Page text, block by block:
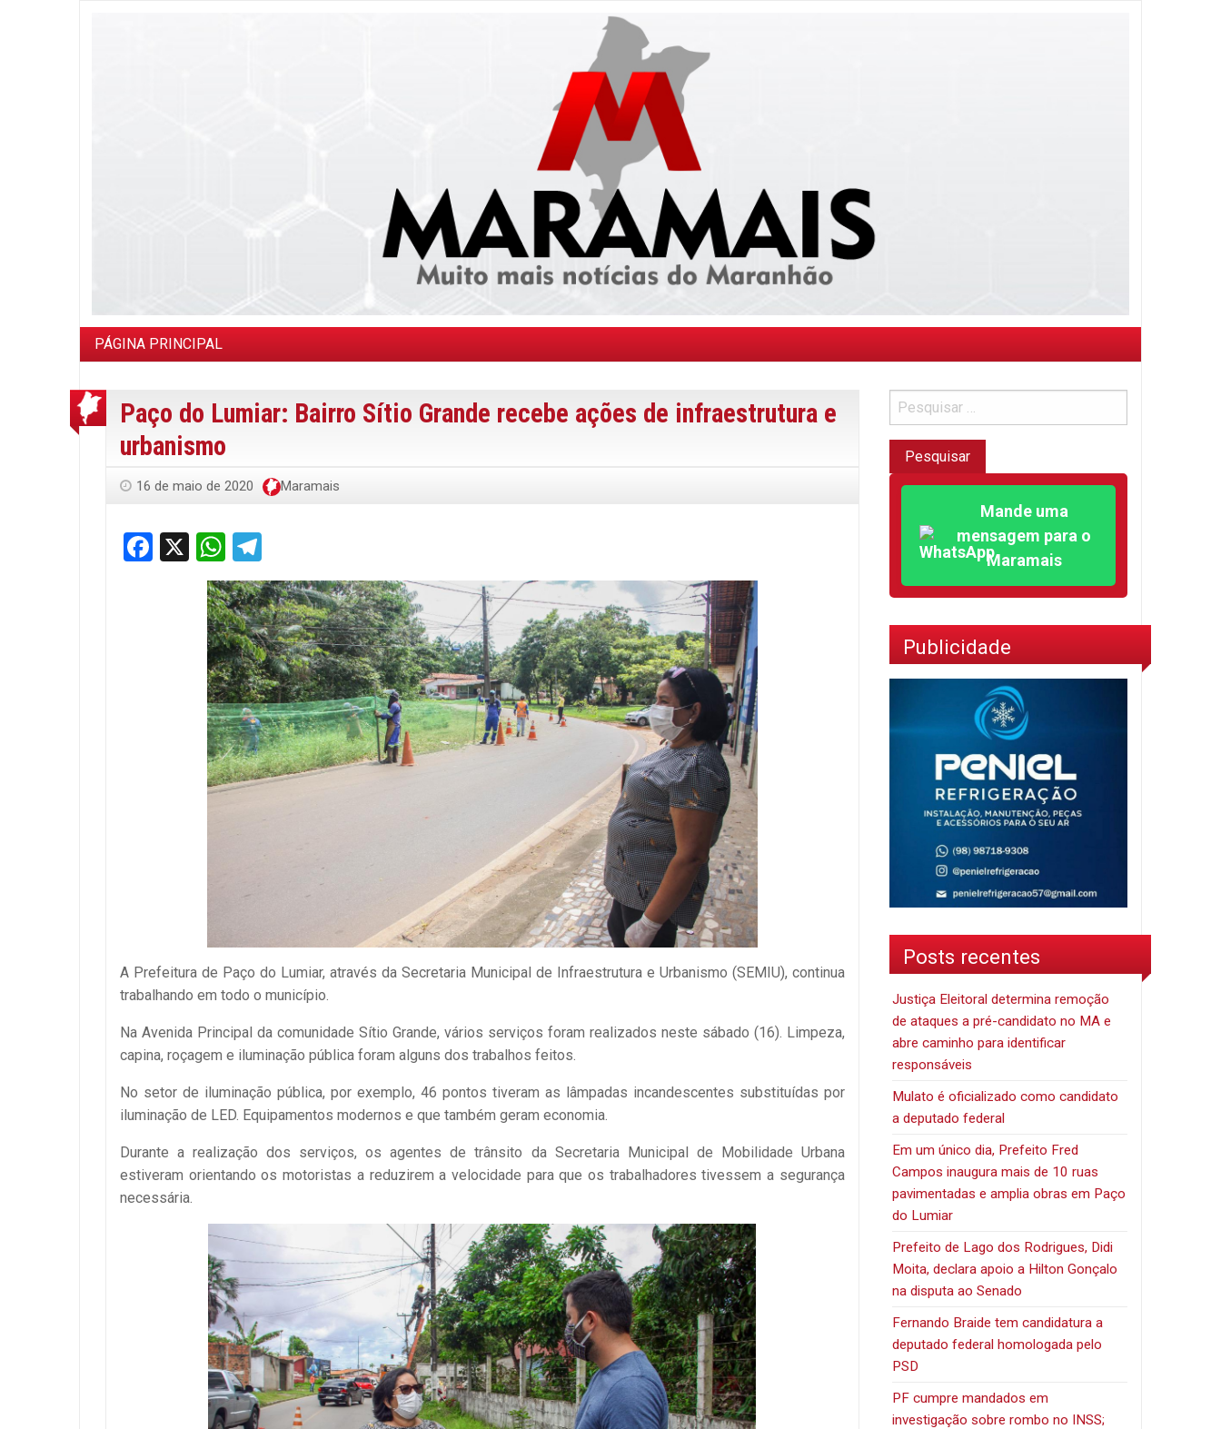
PÁGINA PRINCIPAL
Paço do Lumiar: Bairro Sítio Grande recebe ações de infraestrutura e
urbanismo
16 de maio de 2020 Maramais
Facebook
X WhatsApp
A Prefeitura de Paço do Lumiar, através da Secretaria Municipal de Infraestrutura e Urbanismo (SEMIU), continua
trabalhando em todo o município.
Na Avenida Principal da comunidade Sítio Grande, vários serviços foram realizados neste sábado (16). Limpeza,
capina, roçagem e iluminação pública foram alguns dos trabalhos feitos.
No setor de iluminação pública, por exemplo, 46 pontos tiveram as lâmpadas incandescentes substituídas por
iluminação de LED. Equipamentos modernos e que também geram economia.
Durante a realização dos serviços, os agentes de trânsito da Secretaria Municipal de Mobilidade Urbana
estiveram orientando os motoristas a reduzirem a velocidade para que os trabalhadores tivessem a segurança
necessária.
Mande uma
mensagem para o
Maramais
Publicidade
Posts recentes
Justiça Eleitoral determina remoção
de ataques a pré-candidato no MA e
abre caminho para identificar
responsáveis
Mulato é oficializado como candidato
a deputado federal
Em um único dia, Prefeito Fred
Campos inaugura mais de 10 ruas
pavimentadas e amplia obras em Paço
do Lumiar
Prefeito de Lago dos Rodrigues, Didi
Moita, declara apoio a Hilton Gonçalo
na disputa ao Senado
Fernando Braide tem candidatura a
deputado federal homologada pelo
PSD
PF cumpre mandados em
investigação sobre rombo no INSS;